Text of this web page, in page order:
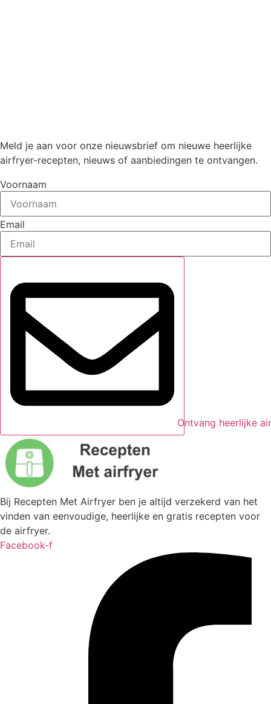
Meld je aan voor onze nieuwsbrief om nieuwe heerlijke
airfryer-recepten, nieuws of aanbiedingen te ontvangen.
Voornaam
Email
Ontvang heerlijke
Bij Recepten Met Airfryer ben je altijd verzekerd van het
vinden van eenvoudige, heerlijke en gratis recepten voor
de airfryer.
Facebook-f